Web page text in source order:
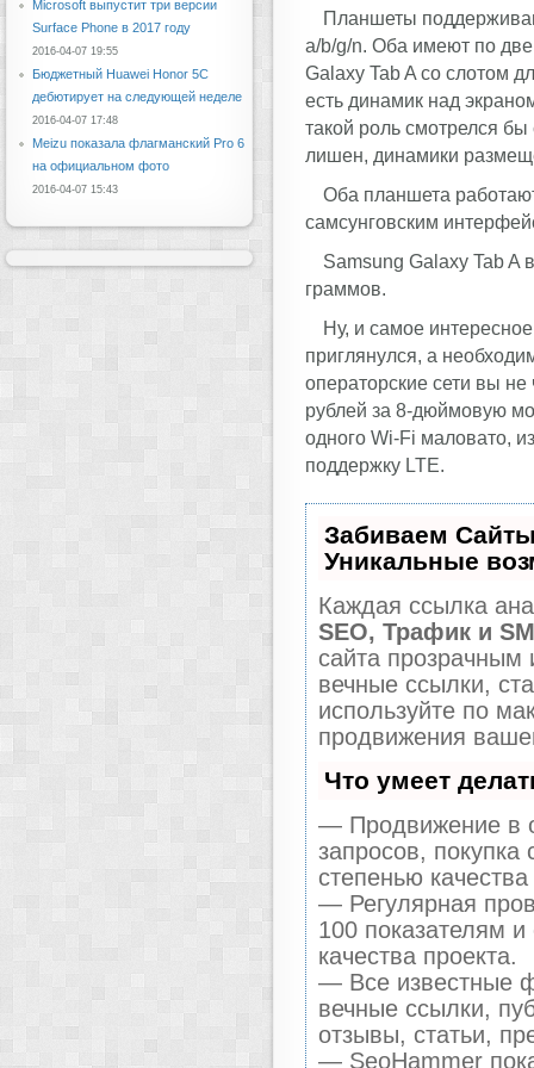
Планшеты
a/b/g/n. Оба имеют по две
Galaxy Tab A со слотом
есть динамик над
такой роль смотрелся бы
лишен, динамики
Оба планшета
самсунговским
Samsung Galaxy Tab A
граммов.
Ну, и самое
приглянулся, а
операторские сети вы
рублей за 8-дюймовую
одного Wi-Fi маловато,
поддержку LTE.
Забиваем
Уникальные
Каждая ссылка
SEO, Трафик и
сайта
вечные ссылки,
используйте по
продвижения
Что умеет
— Продвижение в
запросов,
степенью
— Регулярная
100 показателям
качества проекта.
— Все известные
вечные ссылки,
отзывы, статьи,
— SeoHammer
Microsoft выпустит три версии
Surface Phone в 2017 году
2016-04-07 19:55
Бюджетный Huawei Honor 5C
дебютирует на следующей неделе
2016-04-07 17:48
Meizu показала флагманский Pro 6
на официальном фото
2016-04-07 15:43